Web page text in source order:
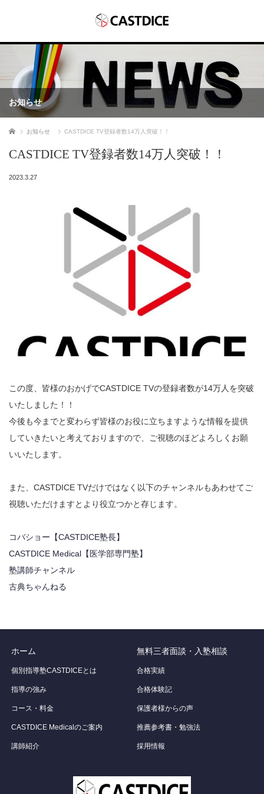
お知らせ
ホーム お知らせ CASTDICE TV登録者数14万人突破！！
CASTDICE TV登録者数14万人突破！！
2023.3.27
この度、皆様のおかげでCASTDICE TVの登録者数が14万人を突破
いたしました！！
今後も今までと変わらず皆様のお役に立ちますような情報を提供
していきたいと考えておりますので、ご視聴のほどよろしくお願
いいたします。
また、CASTDICE TVだけではなく以下のチャンネルもあわせてご
視聴いただけますとより役立つかと存じます。
コバショー【CASTDICE塾長】
CASTDICE Medical【医学部専門塾】
塾講師チャンネル
古典ちゃんねる
ホーム
個別指導塾CASTDICEとは
指導の強み
コース・料金
CASTDICE Medicalのご案内
講師紹介
無料三者面談・入塾相談
合格実績
合格体験記
保護者様からの声
推薦参考書・勉強法
採用情報